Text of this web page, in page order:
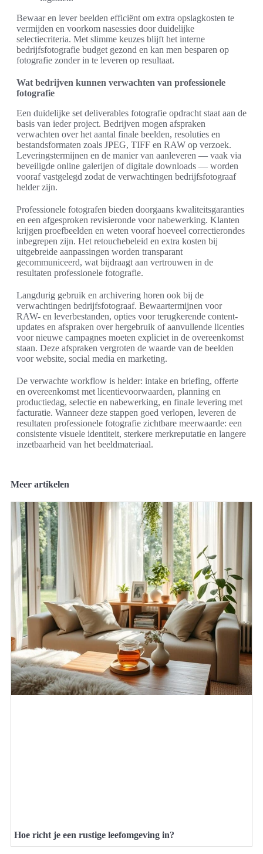
Bewaar en lever beelden efficiënt om extra opslagkosten te
vermijden en voorkom nasessies door duidelijke
selectiecriteria. Met slimme keuzes blijft het interne
bedrijfsfotografie budget gezond en kan men besparen op
fotografie zonder in te leveren op resultaat.
Wat bedrijven kunnen verwachten van professionele
fotografie
Een duidelijke set deliverables fotografie opdracht staat aan de
basis van ieder project. Bedrijven mogen afspraken
verwachten over het aantal finale beelden, resoluties en
bestandsformaten zoals JPEG, TIFF en RAW op verzoek.
Leveringstermijnen en de manier van aanleveren — vaak via
beveiligde online galerijen of digitale downloads — worden
vooraf vastgelegd zodat de verwachtingen bedrijfsfotograaf
helder zijn.
Professionele fotografen bieden doorgaans kwaliteitsgaranties
en een afgesproken revisieronde voor nabewerking. Klanten
krijgen proefbeelden en weten vooraf hoeveel correctierondes
inbegrepen zijn. Het retouchebeleid en extra kosten bij
uitgebreide aanpassingen worden transparant
gecommuniceerd, wat bijdraagt aan vertrouwen in de
resultaten professionele fotografie.
Langdurig gebruik en archivering horen ook bij de
verwachtingen bedrijfsfotograaf. Bewaartermijnen voor
RAW- en leverbestanden, opties voor terugkerende content-
updates en afspraken over hergebruik of aanvullende licenties
voor nieuwe campagnes moeten expliciet in de overeenkomst
staan. Deze afspraken vergroten de waarde van de beelden
voor website, social media en marketing.
De verwachte workflow is helder: intake en briefing, offerte
en overeenkomst met licentievoorwaarden, planning en
productiedag, selectie en nabewerking, en finale levering met
facturatie. Wanneer deze stappen goed verlopen, leveren de
resultaten professionele fotografie zichtbare meerwaarde: een
consistente visuele identiteit, sterkere merkreputatie en langere
inzetbaarheid van het beeldmateriaal.
Meer artikelen
Hoe richt je een rustige leefomgeving in?